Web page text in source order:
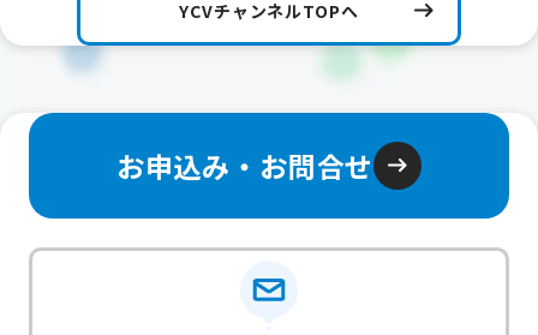
YCVチャンネルTOPへ
お申込み・お問合せ